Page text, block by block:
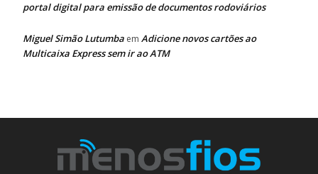
portal digital para emissão de documentos rodoviários
Miguel Simão Lutumba em Adicione novos cartões ao
Multicaixa Express sem ir ao ATM